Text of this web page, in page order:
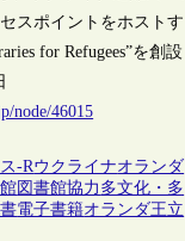
スポイントをホストす
for Refugees”を創設
node/46015
-Rウクライナオランダ
図書館協力 多文化・多
電子書籍オランダ王立